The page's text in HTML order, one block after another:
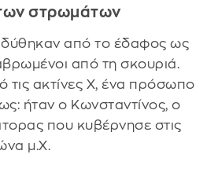
στρωμάτων
από το έδαφος ως
από τη σκουριά.
ακτίνες Χ, ένα πρόσωπο
ήταν ο Κωνσταντίνος, ο
που κυβέρνησε στις
μ.Χ.